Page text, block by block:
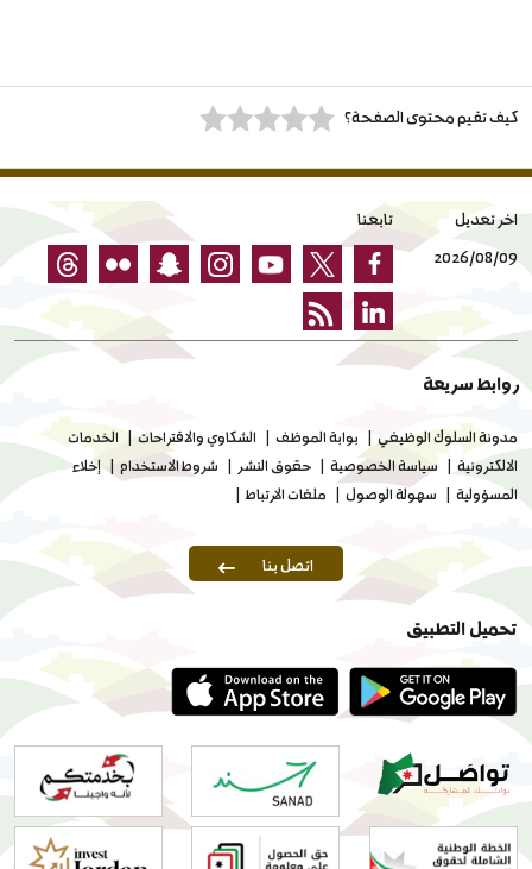
كيف تقيم محتوى الصفحة؟
اخر تعديل
2026/08/09
تابعنا
روابط سريعة
مدونة السلوك الوظيفي بوابة الموظف الشكاوي والاقتراحات
الخدمات
الالكترونية
سياسة الخصوصية حقوق النشر شروط الاستخدام
إخلاء
المسؤولية
سهولة الوصول ملفات الارتباط
اتصل بنا
تحميل التطبيق